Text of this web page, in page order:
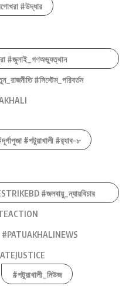
#উদ্ধার
#জুলাই_গণঅভ্যুত্থান
#সিস্টেম_পরিবর্তন
#পটুয়াখালী #র‍্যাব-৮
#জলবায়ু_ন্যায়বিচার
#পটুয়াখালী_নিউজ